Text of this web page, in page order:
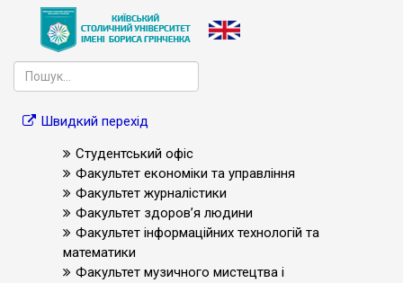
Швидкий перехід
Студентський офіс
Факультет економіки та управління
Факультет журналістики
Факультет здоров’я людини
Факультет інформаційних технологій та
математики
Факультет музичного мистецтва і